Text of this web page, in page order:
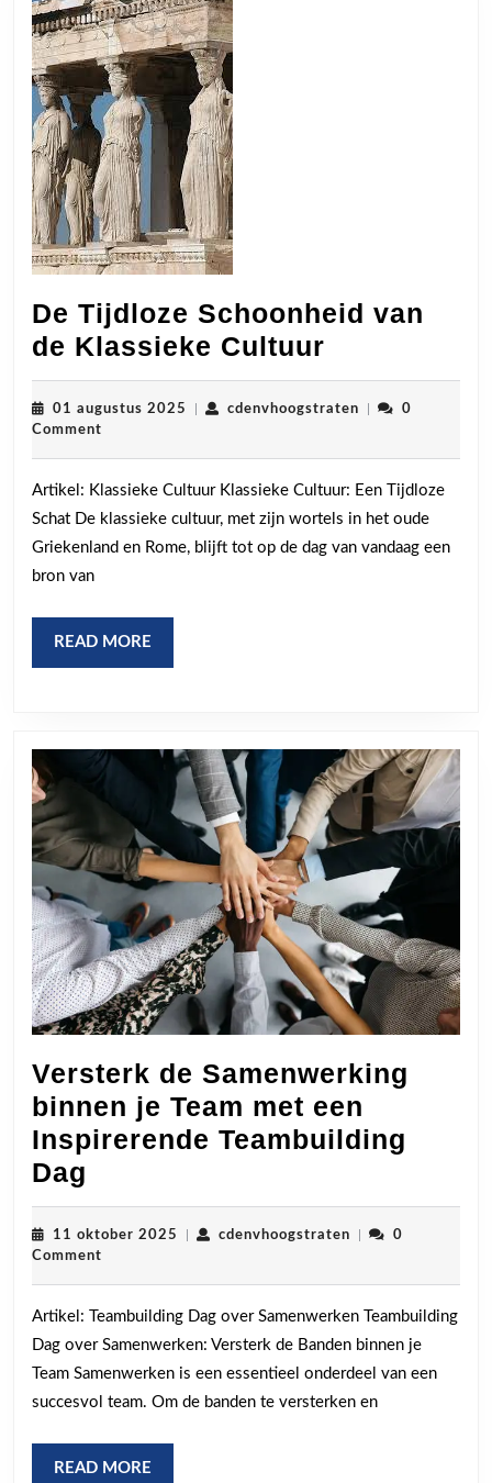
De Tijdloze Schoonheid van
de Klassieke Cultuur
Tijdloze
Schoonheid
de
Klassieke
Cultuur
01 augustus 2025 01
cdenvhoogstratencdenvhoogstraten
0
Comment
Artikel: Klassieke Cultuur Klassieke Cultuur: Een Tijdloze
Schat De klassieke cultuur, met zijn wortels in het oude
Griekenland en Rome, blijft tot op de dag van vandaag een
bron van
READ MORE
MORE
Versterk de Samenwerking
binnen je Team met een
Inspirerende Teambuilding
Dag
de
Samenwerking
binnen
je
Team
met
een
Teambuilding
11 oktober 2025 11
cdenvhoogstratencdenvhoogstraten
0
Comment
Artikel: Teambuilding Dag over Samenwerken Teambuilding
Dag over Samenwerken: Versterk de Banden binnen je
Team Samenwerken is een essentieel onderdeel van een
succesvol team. Om de banden te versterken en
READ MORE